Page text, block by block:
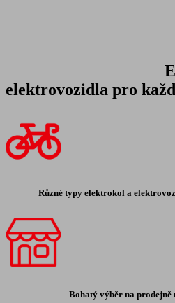
elektrovozidla pro
Různé typy elektrokol a
Bohatý výběr na prodejně